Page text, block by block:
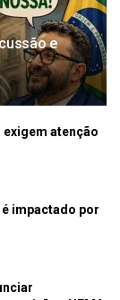
e
atenção
impactado por